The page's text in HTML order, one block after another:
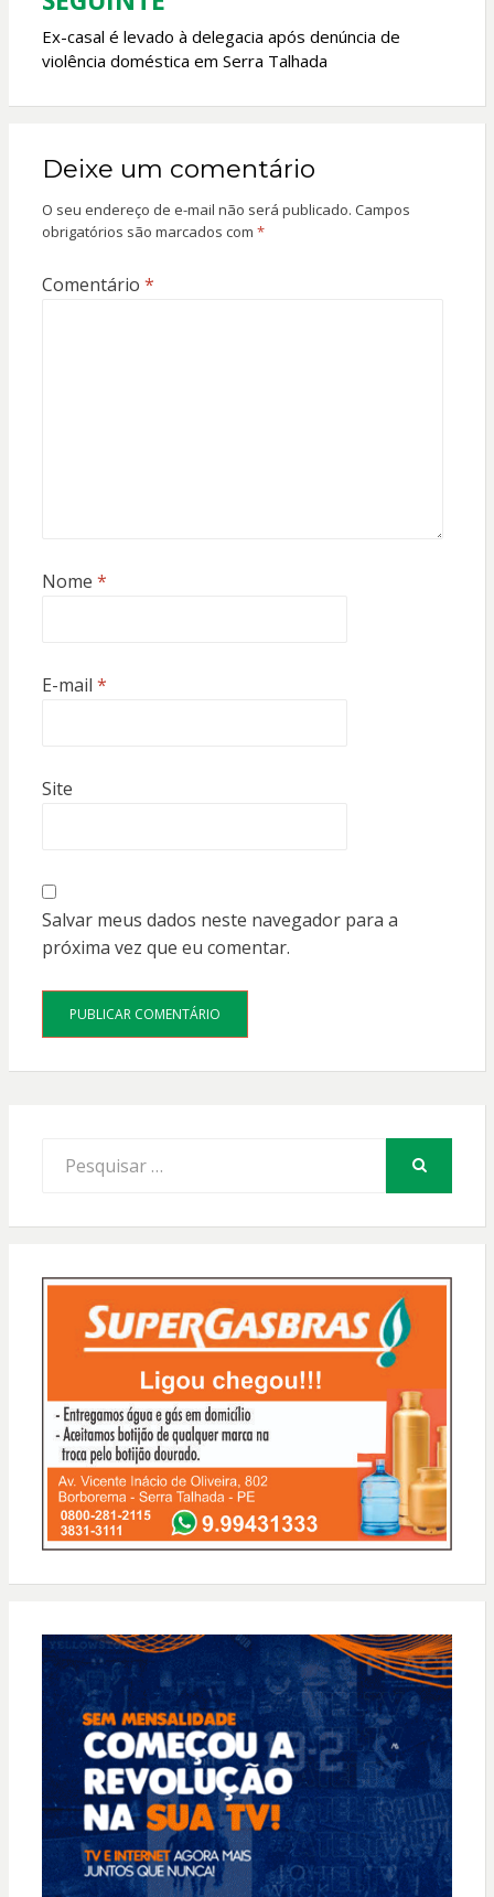
Ex-casal é levado à delegacia após denúncia de
violência doméstica em Serra Talhada
Deixe um comentário
O seu endereço de e-mail não será publicado. Campos
obrigatórios são marcados com *
Comentário *
Nome *
E-mail *
Site
Salvar meus dados neste navegador para a
próxima vez que eu comentar.
por: